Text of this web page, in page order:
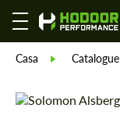
Casa Catalogue